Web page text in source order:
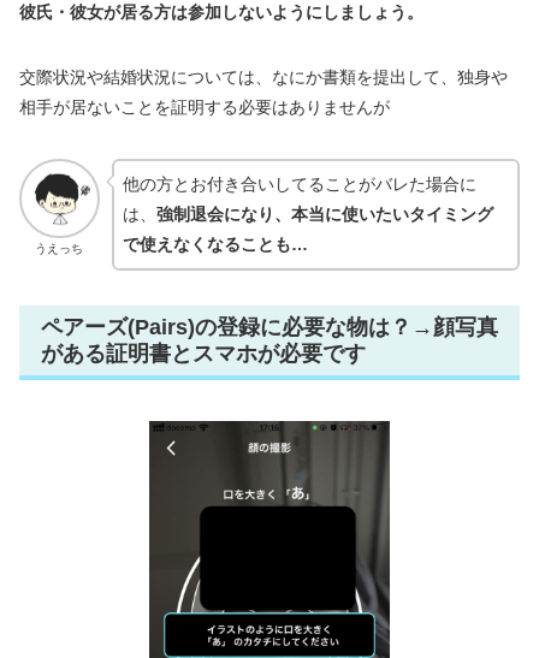
彼氏・彼女が居る方は参加しないようにしましょう。
交際状況や結婚状況については、なにか書類を提出して、独身や
相手が居ないことを証明する必要はありませんが
うえっち
他の方とお付き合いしてることがバレた場合に
は、 強制退会になり、本当に使いたいタイミング
で使えなくなることも…
ペアーズ(Pairs)の登録に必要な物は？→顔写真
がある証明書とスマホが必要です